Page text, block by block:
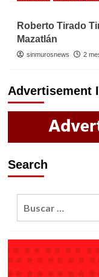
Roberto Tirado
Mazatlán
sinmurosnews 2
Advertisement
Search